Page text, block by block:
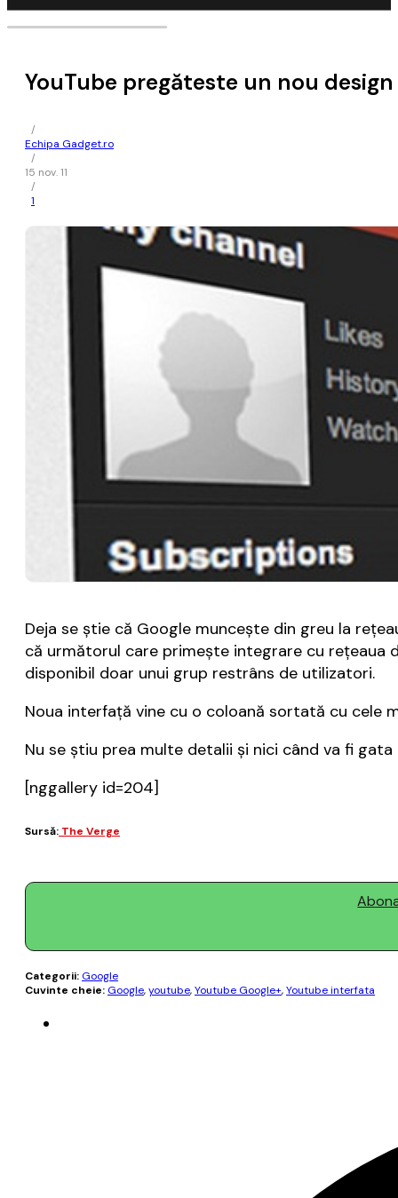
YouTube pregăteste un nou
/
Echipa Gadget.ro
/
15 nov. 11
/
1
Deja se știe că Google muncește din greu la
că următorul care primește integrare cu rețeaua
disponibil doar unui grup restrâns de utilizatori.
Noua interfață vine cu o coloană sortată cu cele
Nu se știu prea multe detalii și nici când va fi
[nggallery id=204]
Sursă: The Verge
Categorii: Google
Cuvinte cheie: Google,youtube,Youtube Google+,Youtube interfata